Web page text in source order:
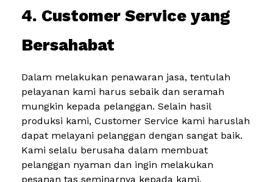
4. Customer Service yang
Bersahabat
Dalam melakukan penawaran jasa, tentulah
pelayanan kami harus sebaik dan seramah
mungkin kepada pelanggan. Selain hasil
produksi kami, Customer Service kami haruslah
dapat melayani pelanggan dengan sangat baik.
Kami selalu berusaha dalam membuat
pelanggan nyaman dan ingin melakukan
pesanan tas seminarnya kepada kami.